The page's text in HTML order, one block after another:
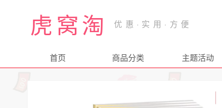
虎窝淘
首页 商品分类 主题活动